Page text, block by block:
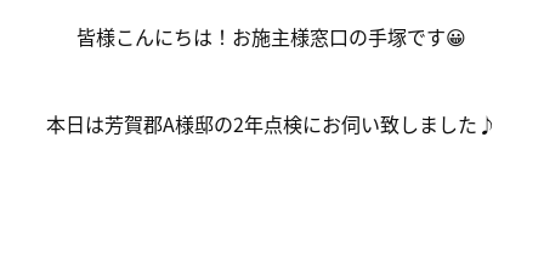
皆様こんにちは！お施主様窓口の手塚です😀
本日は芳賀郡A様邸の2年点検にお伺い致しました♪